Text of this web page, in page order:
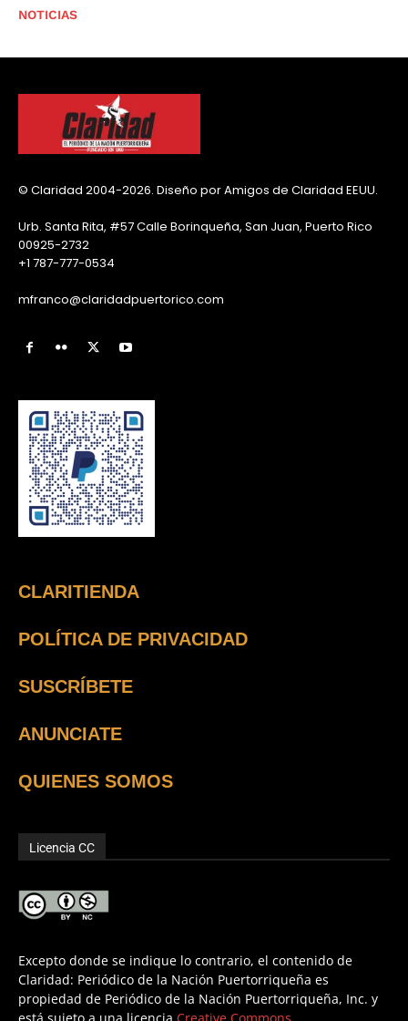
NOTICIAS
© Claridad 2004-2026. Diseño por Amigos de Claridad EEUU.
Urb. Santa Rita, #57 Calle Borinqueña, San Juan, Puerto Rico
00925-2732
+1 787-777-0534
mfranco@claridadpuertorico.com
CLARITIENDA
POLÍTICA DE PRIVACIDAD
SUSCRÍBETE
ANUNCIATE
QUIENES SOMOS
Licencia CC
Excepto donde se indique lo contrario, el contenido de
Claridad: Periódico de la Nación Puertorriqueña es
propiedad de Periódico de la Nación Puertorriqueña, Inc. y